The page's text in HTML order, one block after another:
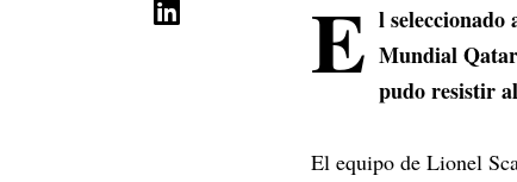
E l
Mundial
pudo resistir
El equipo de Lionel